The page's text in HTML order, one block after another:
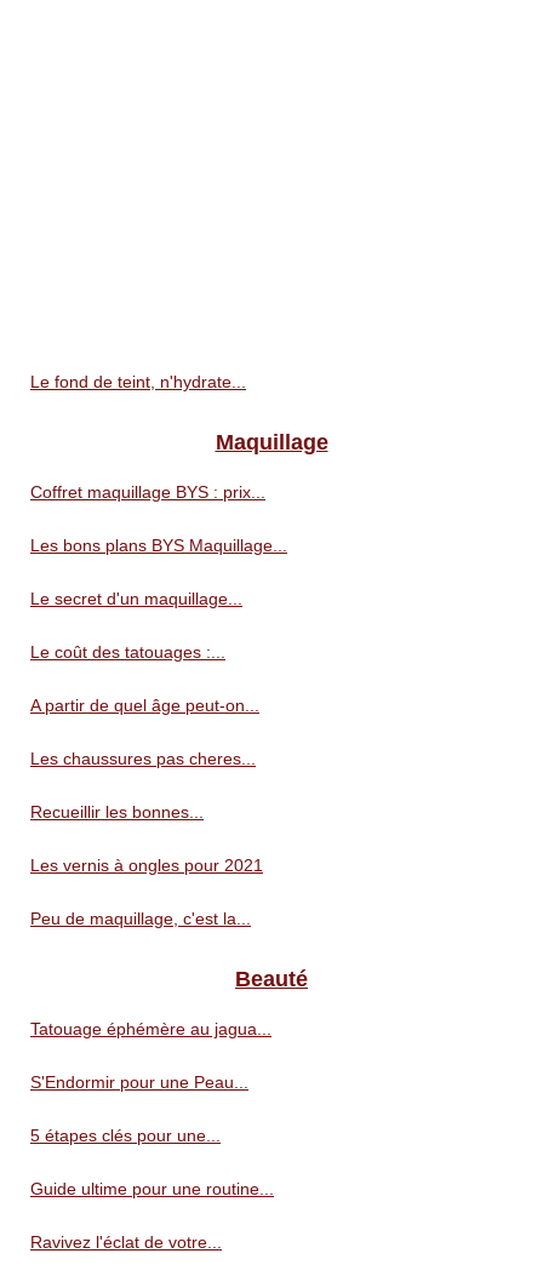
Le fond de teint, n'hydrate...
Maquillage
Coffret maquillage BYS : prix...
Les bons plans BYS Maquillage...
Le secret d'un maquillage...
Le coût des tatouages :...
A partir de quel âge peut-on...
Les chaussures pas cheres...
Recueillir les bonnes...
Les vernis à ongles pour 2021
Peu de maquillage, c'est la...
Beauté
Tatouage éphémère au jagua...
S'Endormir pour une Peau...
5 étapes clés pour une...
Guide ultime pour une routine...
Ravivez l'éclat de votre...